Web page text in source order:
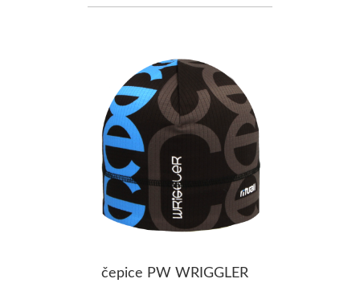
čepice PW WRIGGLER